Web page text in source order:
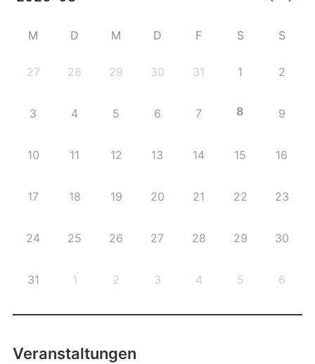
M D M D F S S
27 28 29 30 31 1 2
3 4 5 6 7 8 9
10 11 12 13 14 15 16
17 18 19 20 21 22 23
24 25 26 27 28 29 30
31 1 2 3 4 5 6
Veranstaltungen